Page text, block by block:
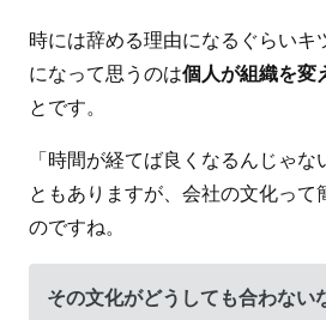
時には辞める理由になるぐらいキ
になって思うのは個人が組織を変
とです。
「時間が経てば良くなるんじゃな
ともありますが、会社の文化って
のですね。
その文化がどうしても合わない